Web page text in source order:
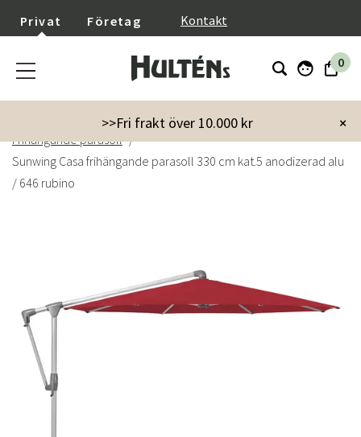
Privat Företag Kontakt
0
×
>>Fri frakt över 10.000 kr
Trädgård
Parasoll & Tillbehör
Frihängande parasoll
Sunwing Casa frihängande parasoll 330 cm kat.5 anodizerad alu
/ 646 rubino